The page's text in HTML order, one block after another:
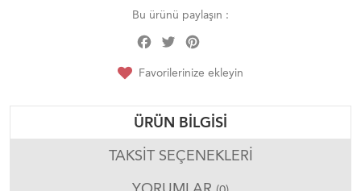
Bu ürünü paylaşın :
Facebook
Twitter
Favorilerinize ekleyin
ÜRÜN BILGISI
TAKSIT SEÇENEKLERI